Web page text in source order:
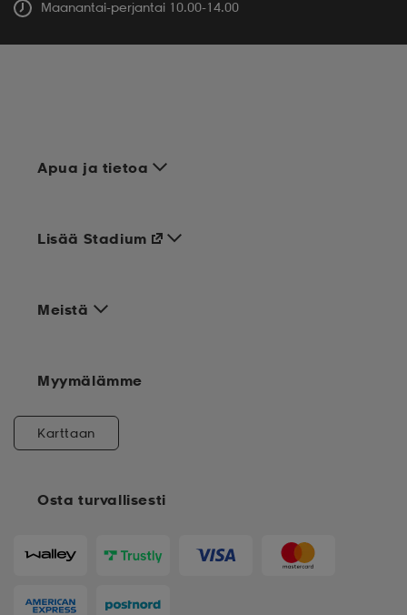
Maanantai-perjantai 10.00-14.00
Apua ja tietoa
Meistä
Osta turvallisesti
Lisää Stadium
Myymälämme
Karttaan